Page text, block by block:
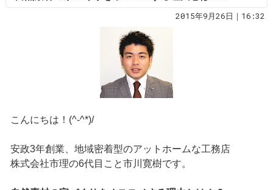
2015年9月26日｜16:32
こんにちは！(^-^*)/
安政3年創業、地域密着型のアットホームな工務店
株式会社市理の6代目こと市川寛樹です。